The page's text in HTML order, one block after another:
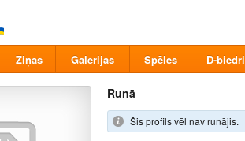
Ziņas Galerijas Spēles D-biedri
Runā
Šis profils vēl nav runājis.